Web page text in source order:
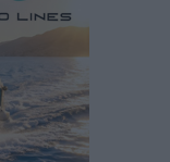
από μονάδες
έκθεση
Ρόδου